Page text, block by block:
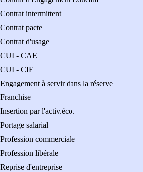
Contrat intermittent
Contrat pacte
Contrat d'usage
CUI - CAE
CUI - CIE
Engagement à servir dans la réserve
Franchise
Insertion par l'activ.éco.
Portage salarial
Profession commerciale
Profession libérale
Reprise d'entreprise